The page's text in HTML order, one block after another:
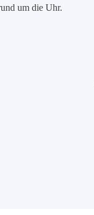
um die Uhr.